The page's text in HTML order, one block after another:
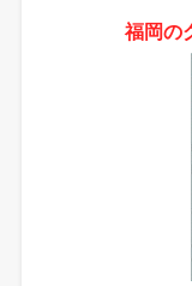
福岡の